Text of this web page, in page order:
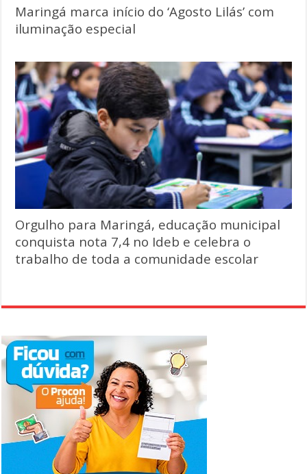
Maringá marca início do ‘Agosto Lilás’ com
iluminação especial
Orgulho para Maringá, educação municipal
conquista nota 7,4 no Ideb e celebra o
trabalho de toda a comunidade escolar